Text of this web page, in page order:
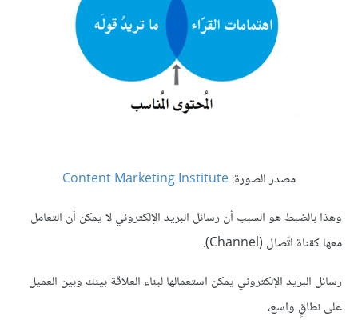
مصدر الصورة:Content Marketing Institute
وهذا بالضبط هو السبب أن رسائل البريد الإلكتروني لا يمكن أن التعامل
معها كقناة اتّصال (Channel).
رسائل البريد الإلكتروني يمكن استعمالها لبناء العلاقة بينك وبين العميل
على نطاقٍ واسع،